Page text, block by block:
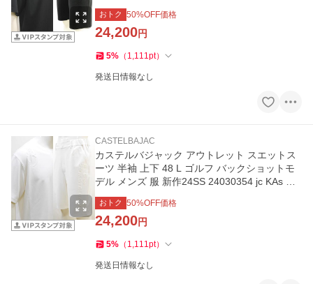
7214279113
おトク 50%OFF価格
24,200円
5% （ 1,111pt）
発送日情報なし
CASTELBAJAC
カステルバジャック アウトレット スエットス
ーツ 半袖 上下 48 L ゴルフ バックショットモ
デル メンズ 服 新作24SS 24030354 jc KAs m
7214279113
おトク 50%OFF価格
24,200円
5% （ 1,111pt）
発送日情報なし